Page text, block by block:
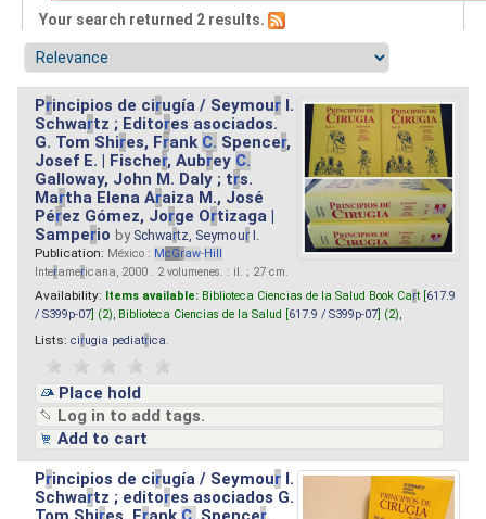
Your search returned 2 results.
Principios de cirugía / Seymour I.
Schwartz ; Editores asociados.
G. Tom Shires, Frank C. Spencer,
Josef E. | Fischer, Aubrey C.
Galloway, John M. Daly ; trs.
Martha Elena Araiza M., José
Pérez Gómez, Jorge Ortizaga |
Samperio by Schwartz, Seymour I.
Publication: México : McGraw-Hill
Interamericana, 2000 . 2 volumenes. : il. ; 27 cm.
Availability: Items available: Biblioteca Ciencias de la Salud Book Cart [ 617.9
/ S399p-07 ] (2), Biblioteca Ciencias de la Salud [ 617.9 / S399p-07 ] (2),
Lists: cirugia pediatrica
Place hold
Log in to add tags.
Add to cart
Principios de cirugía / Seymour I.
Schwartz ; editores asociados G.